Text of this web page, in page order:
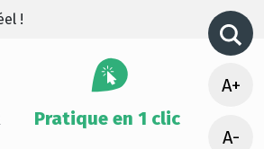
!
Pratique en 1 clic
A+
A-